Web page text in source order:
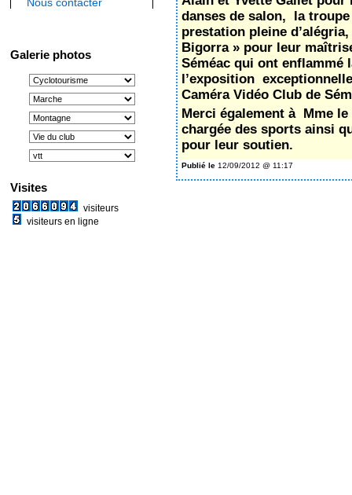
Galerie photos
Visites
visiteurs
visiteurs en ligne
danses de salon, la
prestation pleine
Bigorra » pour leur
Séméac qui ont enflammé
l’exposition
Caméra Vidéo Club de
Merci également à Mme
chargée des sports ainsi
pour leur soutien.
Publié le 12/09/2012 @ 11:17